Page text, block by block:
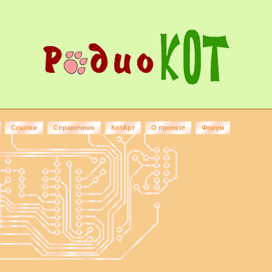
Ссылки Справочник КотАрт О проекте Форум